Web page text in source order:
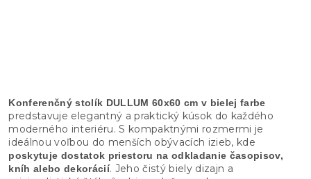
Konferenčný stolík DULLUM 60x60 cm v bielej farbe
predstavuje elegantný a praktický kúsok do každého
moderného interiéru. S kompaktnými rozmermi je
ideálnou voľbou do menších obývacích izieb, kde
poskytuje dostatok priestoru na odkladanie časopisov,
kníh alebo dekorácií. Jeho čistý biely dizajn a